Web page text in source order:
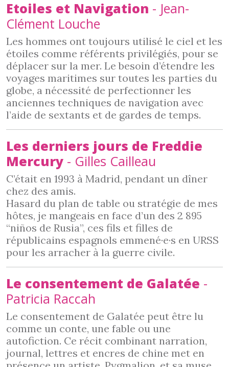
Etoiles et Navigation - Jean-
Clément Louche
Les hommes ont toujours utilisé le ciel et les
étoiles comme référents privilégiés, pour se
déplacer sur la mer. Le besoin d’étendre les
voyages maritimes sur toutes les parties du
globe, a nécessité de perfectionner les
anciennes techniques de navigation avec
l’aide de sextants et de gardes de temps.
Les derniers jours de Freddie
Mercury - Gilles Cailleau
C’était en 1993 à Madrid, pendant un dîner
chez des amis.
Hasard du plan de table ou stratégie de mes
hôtes, je mangeais en face d’un des 2 895
“niños de Rusia”, ces fils et filles de
républicains espagnols emmené·e·s en URSS
pour les arracher à la guerre civile.
Le consentement de Galatée -
Patricia Raccah
Le consentement de Galatée peut être lu
comme un conte, une fable ou une
autofiction. Ce récit combinant narration,
journal, lettres et encres de chine met en